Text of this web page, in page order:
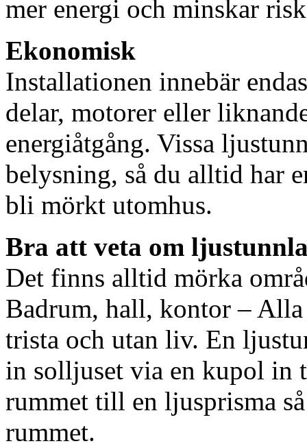
mer energi och minskar
Ekonomisk
Installationen innebär
delar, motorer eller
energiåtgång. Vissa
belysning, så du alltid har
bli mörkt utomhus.
Bra att veta om
Det finns alltid mörka
Badrum, hall, kontor – Alla
trista och utan liv. En
in solljuset via en kupol in
rummet till en ljusprisma
rummet.